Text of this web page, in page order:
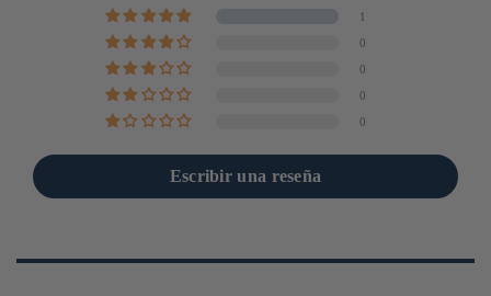
1
0
0
0
0
Escribir una reseña